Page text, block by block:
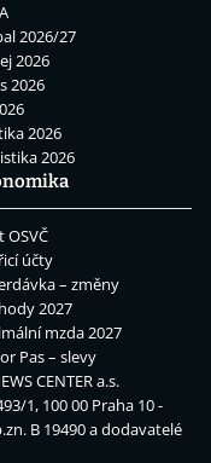
2026/27
2026
2026
2026
2026
OSVČ
účty
– změny
2027
mzda 2027
Pas – slevy
CENTER a.s.
1, 100 00 Praha 10 -
B 19490 a dodavatelé